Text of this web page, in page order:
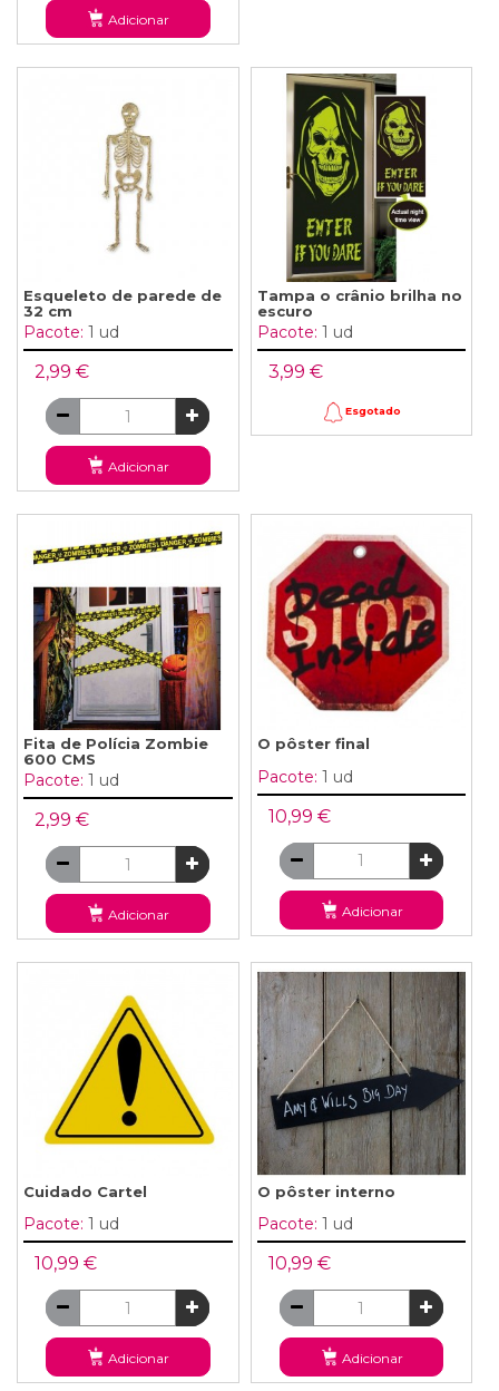
Adicionar
Esqueleto de parede de
32 cm
Pacote: 1 ud
2,99 €
Adicionar
Tampa o crânio brilha no
escuro
Pacote: 1 ud
3,99 €
Esgotado
Fita de Polícia Zombie
600 CMS
Pacote: 1 ud
2,99 €
Adicionar
O pôster final
Pacote: 1 ud
10,99 €
Adicionar
Cuidado Cartel
Pacote: 1 ud
10,99 €
Adicionar
O pôster interno
Pacote: 1 ud
10,99 €
Adicionar